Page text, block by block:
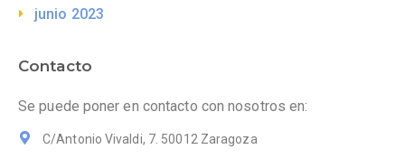
junio 2023
Contacto
Se puede poner en contacto con nosotros en:
C/Antonio Vivaldi, 7. 50012 Zaragoza